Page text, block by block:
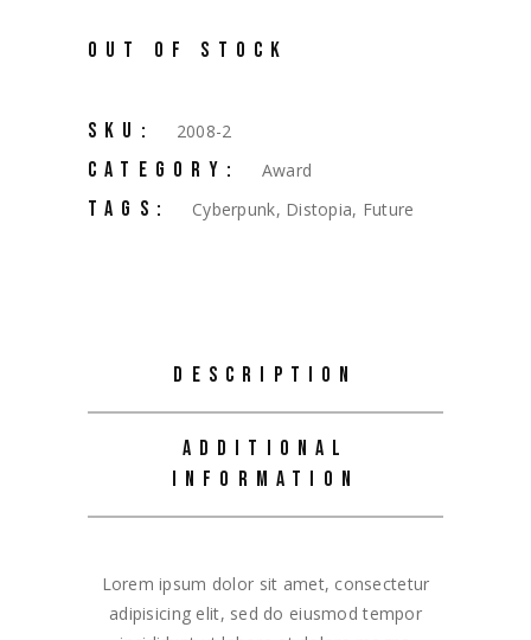
OUT OF STOCK
SKU: 2008-2
CATEGORY: Award
TAGS: Cyberpunk, Distopia, Future
DESCRIPTION
ADDITIONAL
INFORMATION
Lorem ipsum dolor sit amet, consectetur
adipisicing elit, sed do eiusmod tempor